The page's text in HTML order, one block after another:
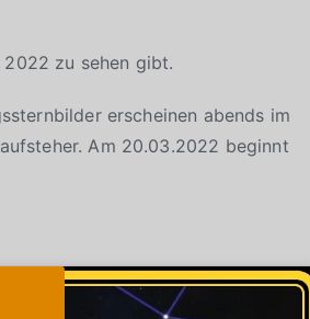
zu sehen gibt.
erscheinen abends im
Am 20.03.2022 beginnt